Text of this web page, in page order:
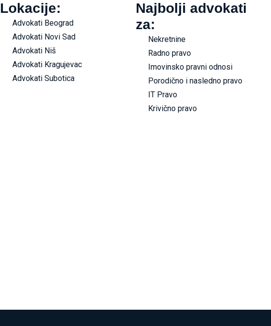
Lokacije:
Advokati Beograd
Advokati Novi Sad
Advokati Niš
Advokati Kragujevac
Advokati Subotica
Najbolji advokati
za:
Nekretnine
Radno pravo
Imovinsko pravni odnosi
Porodično i nasledno pravo
IT Pravo
Krivično pravo